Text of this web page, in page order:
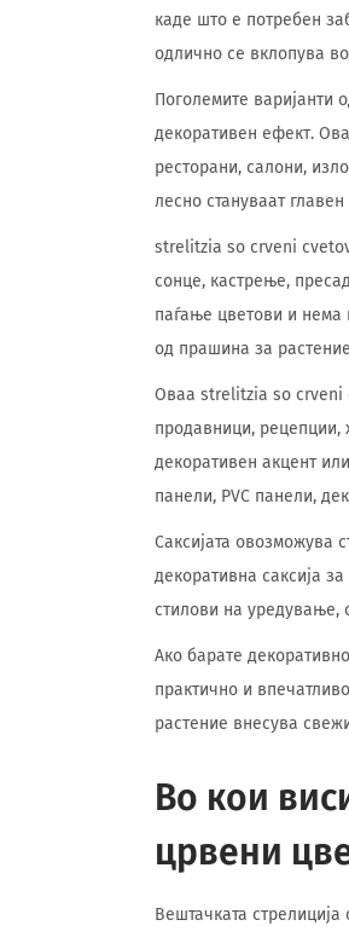
каде што е потребен
одлично се вклопува
Поголемите варијанти
декоративен ефект.
ресторани, салони,
лесно стануваат
strelitzia so crveni
сонце, кастрење,
паѓање цветови и нема
од прашина за
Оваа strelitzia so crveni
продавници, рецепции,
декоративен акцент
панели, PVC панели,
Саксијата овозможува
декоративна саксија
стилови на уредување,
Ако барате
практично и
растение внесува
Во кои
црвени
Вештачката